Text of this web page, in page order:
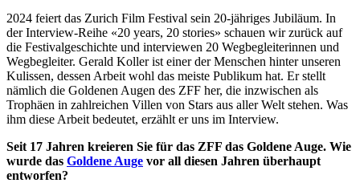
2024 feiert das Zurich Film Festival sein 20-jähriges Jubiläum. In
der Interview-Reihe «20 years, 20 stories» schauen wir zurück auf
die Festivalgeschichte und interviewen 20 Wegbegleiterinnen und
Wegbegleiter. Gerald Koller ist einer der Menschen hinter unseren
Kulissen, dessen Arbeit wohl das meiste Publikum hat. Er stellt
nämlich die Goldenen Augen des ZFF her, die inzwischen als
Trophäen in zahlreichen Villen von Stars aus aller Welt stehen. Was
ihm diese Arbeit bedeutet, erzählt er uns im Interview.
Seit 17 Jahren kreieren Sie für das ZFF das Goldene Auge. Wie
wurde das Goldene Auge vor all diesen Jahren überhaupt
entworfen?